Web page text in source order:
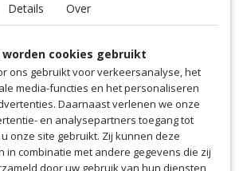
saller.Infinity"
In het ruime hoofdvak en bodemvak berg
praktisch en veilig op. Daarnaast biedt het
mogelijkheid om je sportschoenen of je natte
Het dragen van de rugzak is super
gewatteerde schouderbanden en extra
Details Over
cookies gebruikt
ons gebruikt voor verkeersanalyse, het
media-functies en het personaliseren
Daarnaast verlenen we onze
en analysepartners toegang tot
onze site gebruikt. Zij kunnen deze
in combinatie met andere gegevens die zij
door uw gebruik van hun diensten